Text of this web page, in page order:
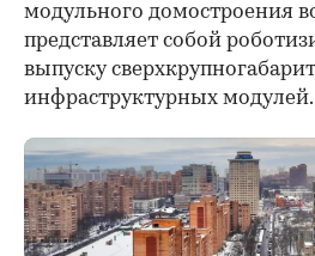
модульного домостроения
представляет собой
выпуску
инфраструктурных модулей.